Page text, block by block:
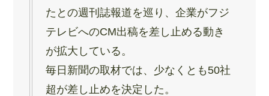
たとの週刊誌報道を巡り、企業がフジ
テレビへのCM出稿を差し止める動き
が拡大している。
毎日新聞の取材では、少なくとも50社
超が差し止めを決定した。